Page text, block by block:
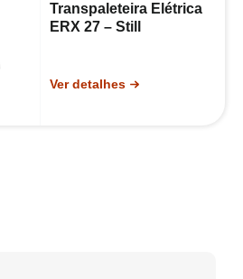
Transpaleteira Elétrica
ERX 27 – Still
Ver detalhes